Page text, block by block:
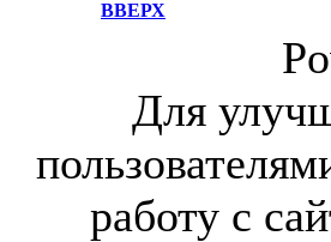
ВВЕРХ
Для
работу с